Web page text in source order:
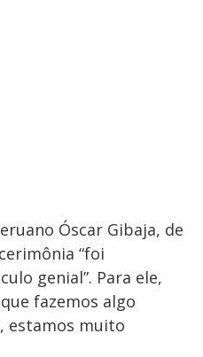
Óscar Gibaja, de
“foi
genial”. Para ele,
fazemos algo
estamos muito